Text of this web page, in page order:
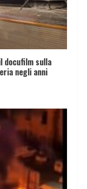
docufilm sulla
negli anni